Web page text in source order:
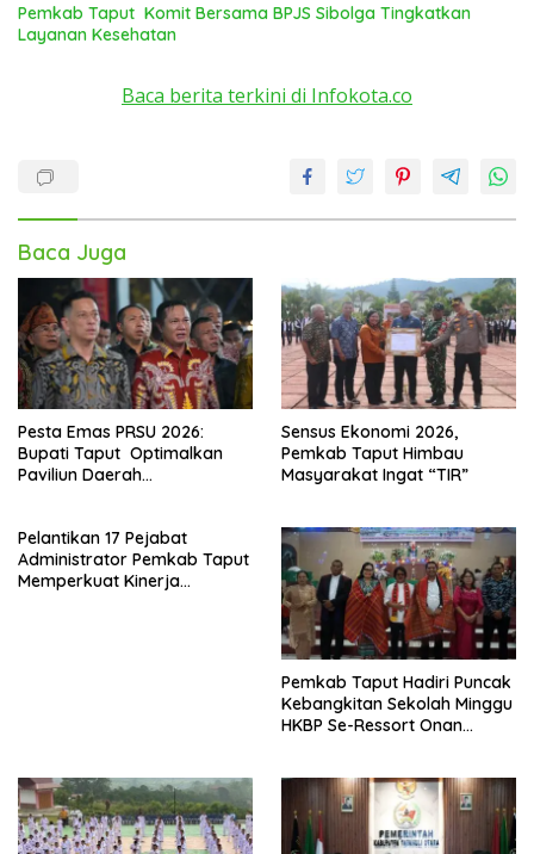
Pemkab Taput Komit Bersama BPJS Sibolga Tingkatkan
Layanan Kesehatan
Baca berita terkini di Infokota.co
Baca Juga
Pesta Emas PRSU 2026:
Bupati Taput Optimalkan
Paviliun Daerah
Sensus Ekonomi 2026,
Pemkab Taput Himbau
Masyarakat Ingat “TIR”
Pelantikan 17 Pejabat
Administrator Pemkab Taput
Memperkuat Kinerja
Pemkab Taput Hadiri Puncak
Kebangkitan Sekolah Minggu
HKBP Se-Ressort Onan